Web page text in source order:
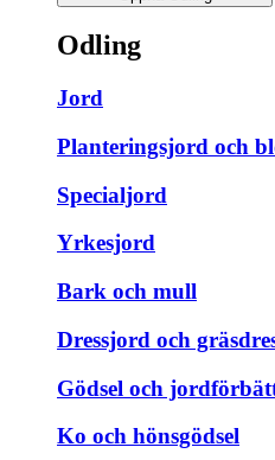
Odling
Jord
Planteringsjord och
Specialjord
Yrkesjord
Bark och mull
Dressjord och
Gödsel och
Ko och hönsgödsel